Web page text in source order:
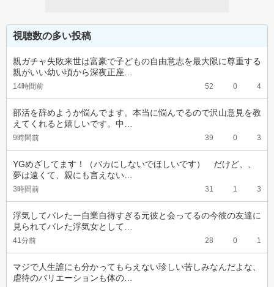
視聴数の多い投稿
親ガチャ失敗来世は富豪で子どもの自由意志を最大限に尊重する
親がいい幼い頃から深夜正座…
14時間前 52 0 4
部活を辞めようか悩んでます。本当に悩んでるので沢山意見を教
えてくれると嬉しいです。中…
9時間前 39 0 3
YGめざしてます！（バカにしないでほしいです）　だけど、、
夢は遠くて、親にも言えない…
3時間前 31 1 3
浮気してバレたー自業自得すぎる元彼と会ってるの今彼の友達に
見られてバレた浮気女として…
41分前 28 0 1
マジで人生誰にも分かってもらえない珍しい苦しみなんだよな、
虐待のバリエーションも体の…